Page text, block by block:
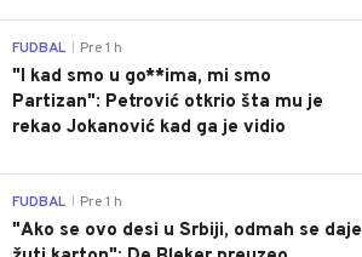
FUDBAL Pre 1 h
"I kad smo u go**ima, mi smo
Partizan": Petrović otkrio šta mu je
rekao Jokanović kad ga je vidio
FUDBAL Pre 1 h
"Ako se ovo desi u Srbiji, odmah se daje